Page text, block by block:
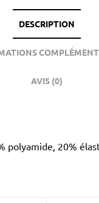
DESCRIPTION
AVIS (0)
polyamide, 20%